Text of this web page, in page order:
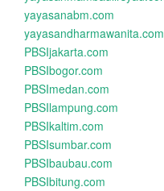
yayasanabm.com
yayasandharmawanita.com
PBSIjakarta.com
PBSIbogor.com
PBSImedan.com
PBSIlampung.com
PBSIkaltim.com
PBSIsumbar.com
PBSIbaubau.com
PBSIbitung.com